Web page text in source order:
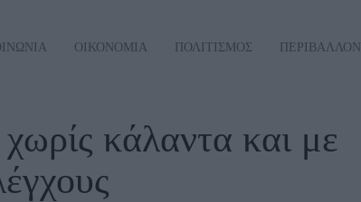
ΟΙΚΟΝΟΜΙΑ ΠΟΛΙΤΙΣΜΟΣ ΠΕΡΙΒΑΛΛΟΝ
κάλαντα και με